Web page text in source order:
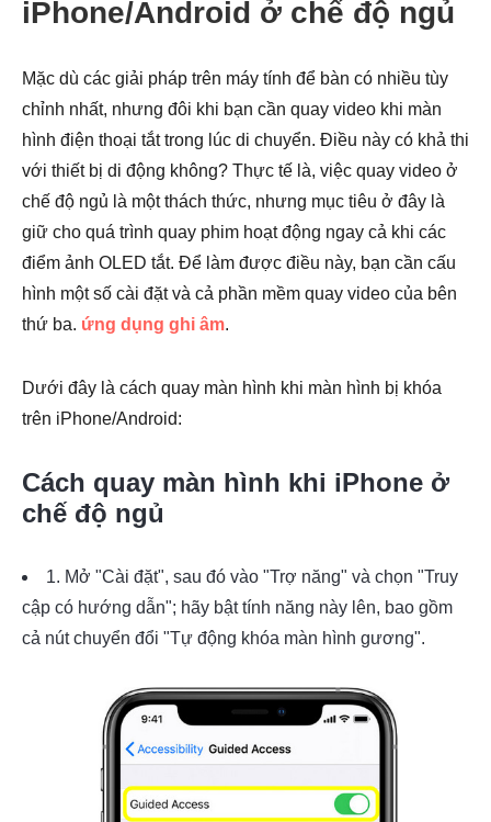
Bước 3.
iPhone/Android ở chế độ ngủ
Mặc dù các giải pháp trên máy tính để bàn có nhiều tùy
chỉnh nhất, nhưng đôi khi bạn cần quay video khi màn
hình điện thoại tắt trong lúc di chuyển. Điều này có khả thi
với thiết bị di động không? Thực tế là, việc quay video ở
chế độ ngủ là một thách thức, nhưng mục tiêu ở đây là
giữ cho quá trình quay phim hoạt động ngay cả khi các
điểm ảnh OLED tắt. Để làm được điều này, bạn cần cấu
hình một số cài đặt và cả phần mềm quay video của bên
thứ ba. ứng dụng ghi âm.
Dưới đây là cách quay màn hình khi màn hình bị khóa
trên iPhone/Android:
Cách quay màn hình khi iPhone ở
chế độ ngủ
1. Mở "Cài đặt", sau đó vào "Trợ năng" và chọn "Truy
cập có hướng dẫn"; hãy bật tính năng này lên, bao gồm
cả nút chuyển đổi "Tự động khóa màn hình gương".